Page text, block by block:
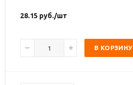
28.15 руб./шт
В КОРЗИНУ